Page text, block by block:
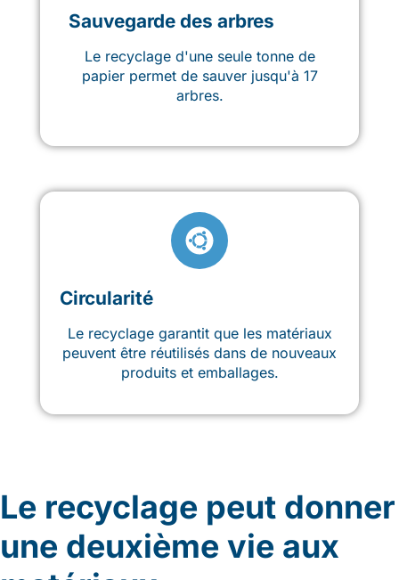
Sauvegarde des arbres
Le recyclage d'une seule tonne de
papier permet de sauver jusqu'à 17
arbres.
Circularité
Le recyclage garantit que les matériaux
peuvent être réutilisés dans de nouveaux
produits et emballages.
Le recyclage peut donner
une deuxième vie aux